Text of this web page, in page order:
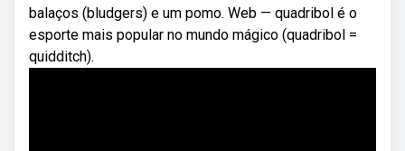
balaços (bludgers) e um pomo. Web — quadribol é o
esporte mais popular no mundo mágico (quadribol =
quidditch).